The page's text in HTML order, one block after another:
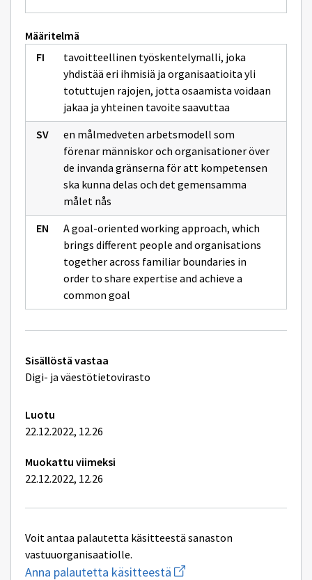
Määritelmä
tavoitteellinen työskentelymalli, joka
yhdistää eri ihmisiä ja organisaatioita yli
totuttujen rajojen, jotta osaamista voidaan
jakaa ja yhteinen tavoite saavuttaa
en målmedveten arbetsmodell som
förenar människor och organisationer över
de invanda gränserna för att kompetensen
ska kunna delas och det gemensamma
målet nås
A goal-oriented working approach, which
brings different people and organisations
together across familiar boundaries in
order to share expertise and achieve a
common goal
Tekniset
lisätiedot
Sisällöstä vastaa
Digi- ja väestötietovirasto
Luotu
22.12.2022, 12.26
Muokattu viimeksi
22.12.2022, 12.26
Voit antaa palautetta käsitteestä sanaston
vastuuorganisaatiolle.
Anna palautetta käsitteestä Aloita